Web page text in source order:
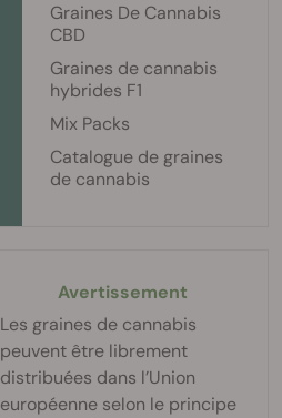
Graines De Cannabis
CBD
Graines de cannabis
hybrides F1
Mix Packs
Catalogue de graines
de cannabis
Avertissement
Les graines de cannabis
peuvent être librement
distribuées dans l’Union
européenne selon le principe